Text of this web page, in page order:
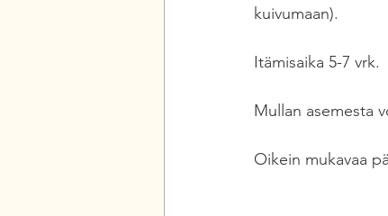
kuivumaan).
Itämisaika 5-7 vrk.
Mullan asemesta
Oikein mukavaa